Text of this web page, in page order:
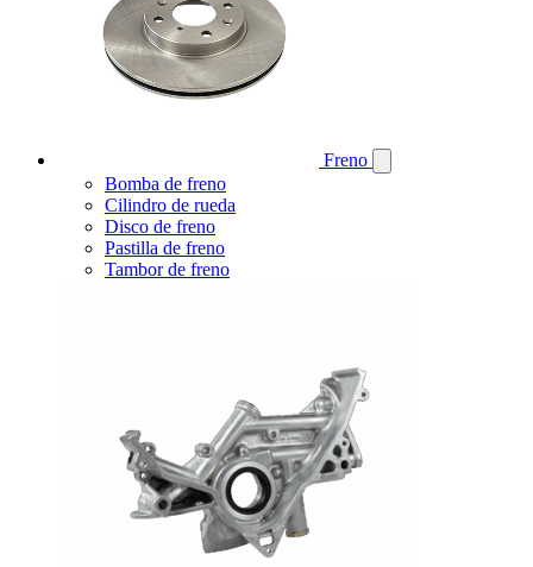
Freno
Bomba de freno
Cilindro de rueda
Disco de freno
Pastilla de freno
Tambor de freno